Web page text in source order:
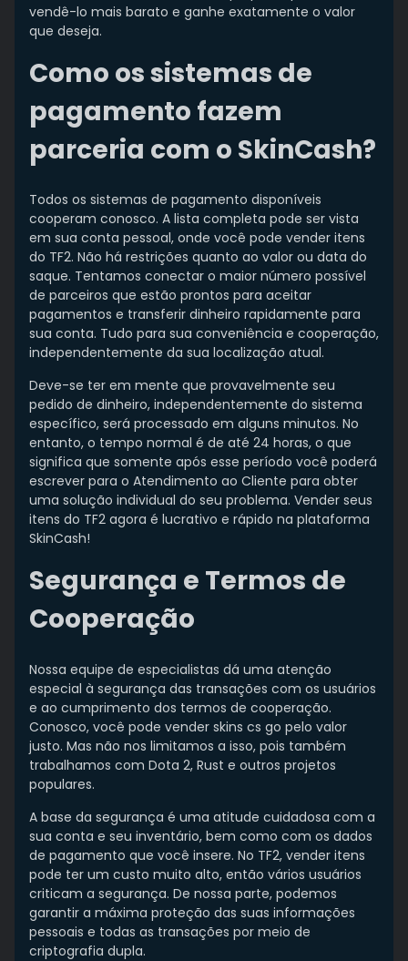
vendê-lo mais barato e ganhe exatamente o valor
que deseja.
Como os sistemas de
pagamento fazem
parceria com o SkinCash?
Todos os sistemas de pagamento disponíveis
cooperam conosco. A lista completa pode ser vista
em sua conta pessoal, onde você pode vender itens
do TF2. Não há restrições quanto ao valor ou data do
saque. Tentamos conectar o maior número possível
de parceiros que estão prontos para aceitar
pagamentos e transferir dinheiro rapidamente para
sua conta. Tudo para sua conveniência e cooperação,
independentemente da sua localização atual.
Deve-se ter em mente que provavelmente seu
pedido de dinheiro, independentemente do sistema
específico, será processado em alguns minutos. No
entanto, o tempo normal é de até 24 horas, o que
significa que somente após esse período você poderá
escrever para o Atendimento ao Cliente para obter
uma solução individual do seu problema. Vender seus
itens do TF2 agora é lucrativo e rápido na plataforma
SkinCash!
Segurança e Termos de
Cooperação
Nossa equipe de especialistas dá uma atenção
especial à segurança das transações com os usuários
e ao cumprimento dos termos de cooperação.
Conosco, você pode vender skins cs go pelo valor
justo. Mas não nos limitamos a isso, pois também
trabalhamos com Dota 2, Rust e outros projetos
populares.
A base da segurança é uma atitude cuidadosa com a
sua conta e seu inventário, bem como com os dados
de pagamento que você insere. No TF2, vender itens
pode ter um custo muito alto, então vários usuários
criticam a segurança. De nossa parte, podemos
garantir a máxima proteção das suas informações
pessoais e todas as transações por meio de
criptografia dupla.